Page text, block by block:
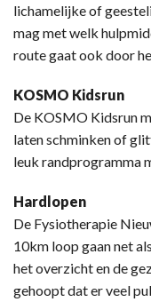
lichamelijke of
mag met welk
route gaat ook door
KOSMO Kidsrun
De KOSMO Kidsrun
laten schminken of
leuk randprogramma
Hardlopen
De Fysiotherapie
10km loop gaan net
het overzicht en de
gehoopt dat er veel